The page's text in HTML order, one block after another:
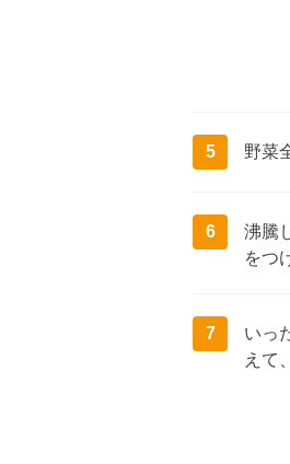
5 野菜
6
沸騰
をつ
7
いっ
えて